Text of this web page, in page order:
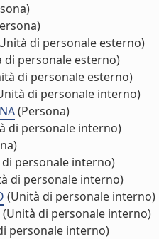
di personale esterno)
di personale esterno)
di personale esterno)
di personale interno)
(Persona)
di personale interno)
personale interno)
di personale interno)
(Unità di personale interno)
(Unità di personale interno)
personale interno)